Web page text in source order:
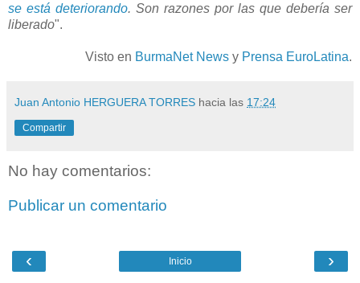
se está deteriorando. Son razones por las que debería ser
liberado".
Visto en BurmaNet News y Prensa EuroLatina.
Juan Antonio HERGUERA TORRES hacia las 17:24
Compartir
No hay comentarios:
Publicar un comentario
‹ ›
Inicio